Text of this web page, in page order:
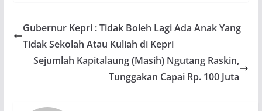
Gubernur Kepri : Tidak Boleh Lagi Ada Anak Yang
Tidak Sekolah Atau Kuliah di Kepri
Sejumlah Kapitalaung (Masih) Ngutang Raskin,
Tunggakan Capai Rp. 100 Juta